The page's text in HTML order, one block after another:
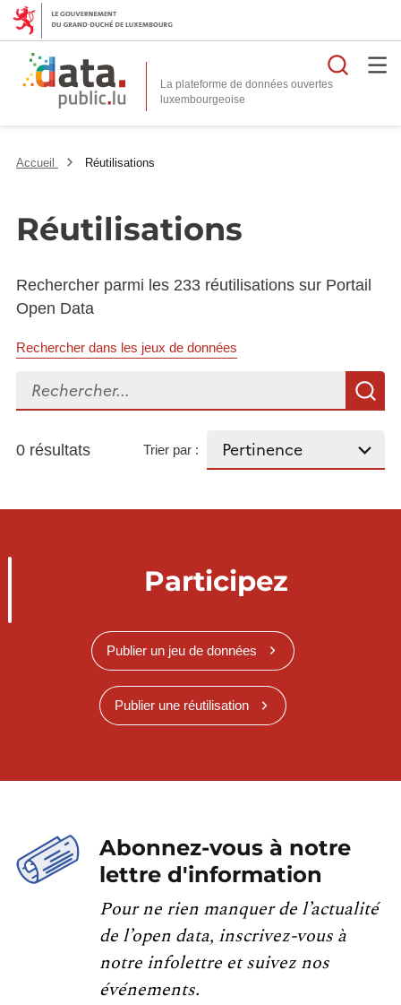
La plateforme de données ouvertes
Accueil Réutilisations
Réutilisations
Rechercher parmi les 233 réutilisations sur Portail
Open Data
Rechercher dans les jeux de données
Rechercher...
0 résultats Trier par :
Participez
Publier un jeu de données
Publier une réutilisation
Abonnez-vous à notre
lettre d'information
Pour ne rien manquer de l’actualité
de l’open data, inscrivez-vous à
notre infolettre et suivez nos
événements.